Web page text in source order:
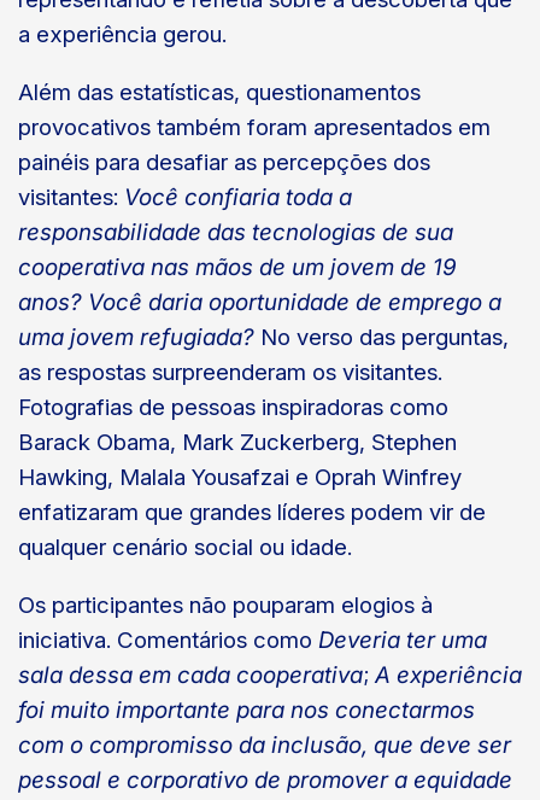
a experiência gerou.
Além das estatísticas, questionamentos
provocativos também foram apresentados em
painéis para desafiar as percepções dos
visitantes: Você confiaria toda a
responsabilidade das tecnologias de sua
cooperativa nas mãos de um jovem de 19
anos? Você daria oportunidade de emprego a
uma jovem refugiada? No verso das perguntas,
as respostas surpreenderam os visitantes.
Fotografias de pessoas inspiradoras como
Barack Obama, Mark Zuckerberg, Stephen
Hawking, Malala Yousafzai e Oprah Winfrey
enfatizaram que grandes líderes podem vir de
qualquer cenário social ou idade.
Os participantes não pouparam elogios à
iniciativa. Comentários como Deveria ter uma
sala dessa em cada cooperativa;A experiência
foi muito importante para nos conectarmos
com o compromisso da inclusão, que deve ser
pessoal e corporativo de promover a equidade